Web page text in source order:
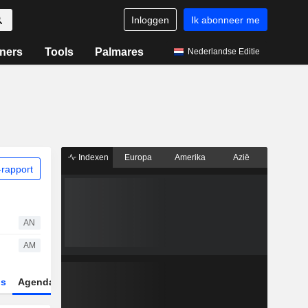
Inloggen Ik abonneer me
Tools Palmares Nederlandse Editie
AN
AM
Agenda
Indexen Europa Amerika Azië